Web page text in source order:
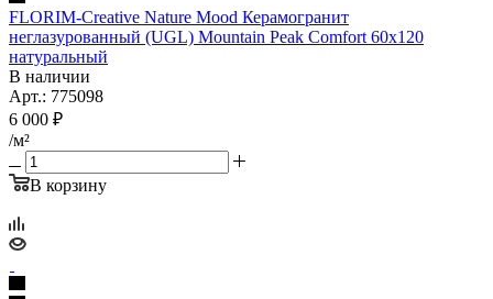
FLORIM-Creative Nature Mood Керамогранит
неглазурованный (UGL) Mountain Peak Comfort 60x120
натуральный
В наличии
Арт.: 775098
6 000 ₽
/м²
В корзину